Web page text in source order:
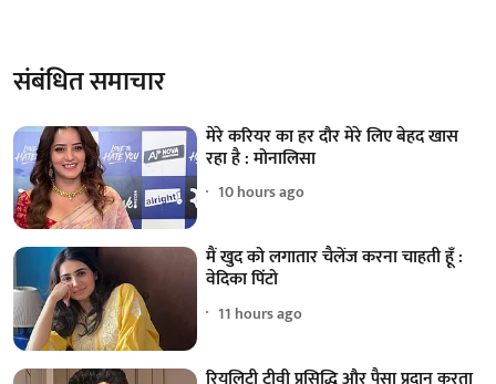
संबंधित समाचार
मेरे करियर का हर दौर मेरे लिए बेहद खास
रहा है : मोनालिसा
10 hours ago
मैं खुद को लगातार चैलेंज करना चाहती हूँ :
वेदिका पिंटो
11 hours ago